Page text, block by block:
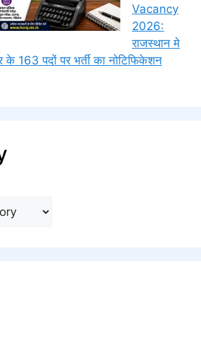
Vacancy
2026:
राजस्थान मे
के 163 पदों पर भर्ती का नोटिफिकेशन